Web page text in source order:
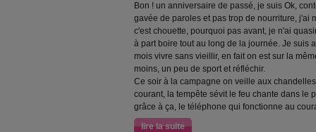
Bon ! un anniversaire de passé, je suis Ok,
gavée de paroles et pas trop de nourriture, j'ai
c'est chouette, pourquoi pas avant, je n'ai
à part boire tout au long de la journée. Je suis
mois vivre sans vieillir, en fait on est sur la
moins, un peu de sport et réfléchir.
Ce soir à la campagne on veille aux
courant, la tempête sévit le feu chante dans le
grâce à ça, le téléphone qui fonctionne au
lire la suite